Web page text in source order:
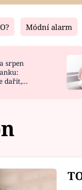
Living
DESIGN
Módní alarm
srpen
dařit,